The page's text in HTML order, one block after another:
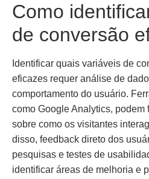
Como
de conversão
Identificar quais variáveis de
eficazes requer análise de
comportamento do usuário.
como Google Analytics,
sobre como os visitantes
disso, feedback direto dos
pesquisas e testes de
identificar áreas de melhoria e